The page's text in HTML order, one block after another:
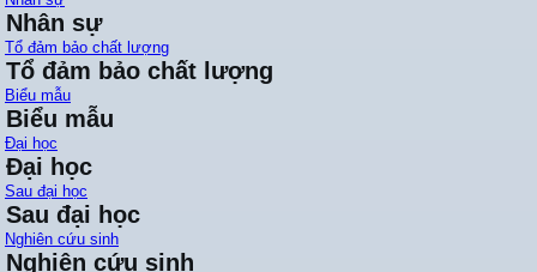
Nhân sự
Tổ đảm bảo chất lượng
Tổ đảm bảo chất lượng
Biểu mẫu
Biểu mẫu
Đại học
Đại học
Sau đại học
Sau đại học
Nghiên cứu sinh
Nghiên cứu sinh